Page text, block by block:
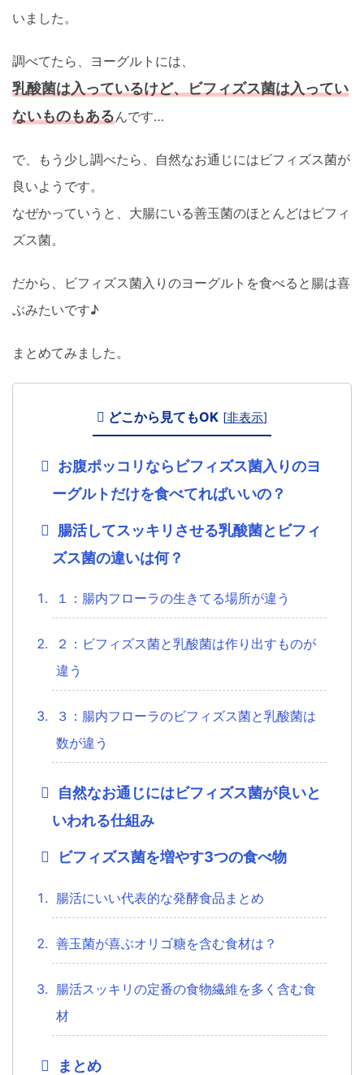
いました。
調べてたら、ヨーグルトには、
乳酸菌は入っているけど、ビフィズス菌は入ってい
ないものもあるんです…
で、もう少し調べたら、自然なお通じにはビフィズス菌が
良いようです。
なぜかっていうと、大腸にいる善玉菌のほとんどはビフィ
ズス菌。
だから、ビフィズス菌入りのヨーグルトを食べると腸は喜
ぶみたいです♪
まとめてみました。
どこから見てもOK [非表示]
お腹ポッコリならビフィズス菌入りのヨ
ーグルトだけを食べてればいいの？
腸活してスッキリさせる乳酸菌とビフィ
ズス菌の違いは何？
１：腸内フローラの生きてる場所が違う
２：ビフィズス菌と乳酸菌は作り出すものが
違う
３：腸内フローラのビフィズス菌と乳酸菌は
数が違う
自然なお通じにはビフィズス菌が良いと
いわれる仕組み
ビフィズス菌を増やす3つの食べ物
腸活にいい代表的な発酵食品まとめ
善玉菌が喜ぶオリゴ糖を含む食材は？
腸活スッキリの定番の食物繊維を多く含む食
材
まとめ